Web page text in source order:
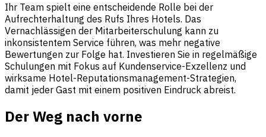
Ihr Team spielt eine entscheidende Rolle bei der
Aufrechterhaltung des Rufs Ihres Hotels. Das
Vernachlässigen der Mitarbeiterschulung kann zu
inkonsistentem Service führen, was mehr negative
Bewertungen zur Folge hat. Investieren Sie in regelmäßige
Schulungen mit Fokus auf Kundenservice-Exzellenz und
wirksame Hotel-Reputationsmanagement-Strategien,
damit jeder Gast mit einem positiven Eindruck abreist.
Der Weg nach vorne